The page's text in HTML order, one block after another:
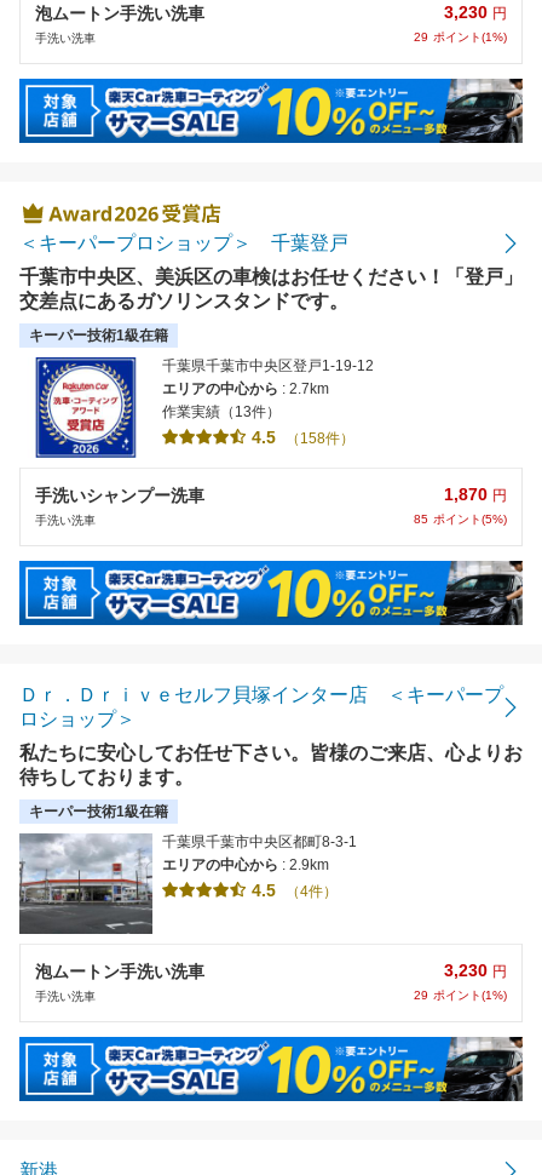
泡ムートン手洗い洗車
手洗い洗車
3,230 円
29 ポイント(1%)
＜キーパープロショップ＞ 千葉登戸
千葉市中央区、美浜区の車検はお任せください！「登戸」
交差点にあるガソリンスタンドです。
キーパー技術1級在籍
千葉県千葉市中央区登戸1-19-12
エリアの中心から : 2.7km
作業実績（13件）
4.5 （158件）
手洗いシャンプー洗車
手洗い洗車
1,870 円
85 ポイント(5%)
Ｄｒ．Ｄｒｉｖｅセルフ貝塚インター店 ＜キーパープ
ロショップ＞
私たちに安心してお任せ下さい。皆様のご来店、心よりお
待ちしております。
キーパー技術1級在籍
千葉県千葉市中央区都町8-3-1
エリアの中心から : 2.9km
4.5 （4件）
泡ムートン手洗い洗車
手洗い洗車
3,230 円
29 ポイント(1%)
新港